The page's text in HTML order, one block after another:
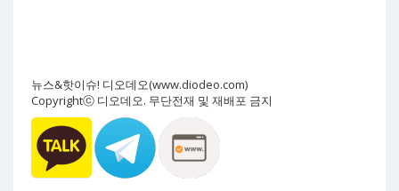
뉴스&핫이슈! 디오데오(www.diodeo.com)
Copyrightⓒ 디오데오. 무단전재 및 재배포 금지